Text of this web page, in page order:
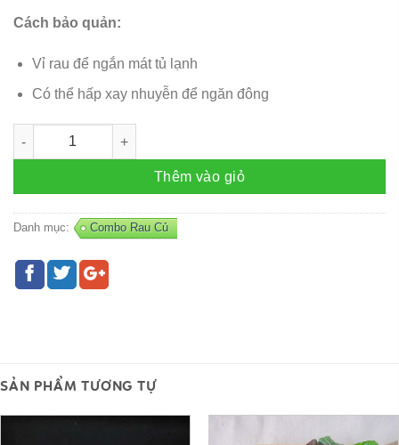
Cách bảo quản:
Vỉ rau để ngắn mát tủ lạnh
Có thể hấp xay nhuyễn để ngăn đông
Combo Rau – R54 số lượng
Thêm vào giỏ
Danh mục: Combo Rau Củ
SẢN PHẨM TƯƠNG TỰ